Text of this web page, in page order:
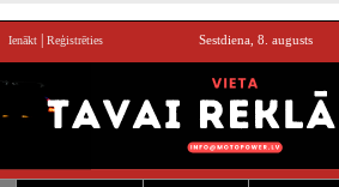
Ienākt Reģistrēties Sestdiena, 8. augusts